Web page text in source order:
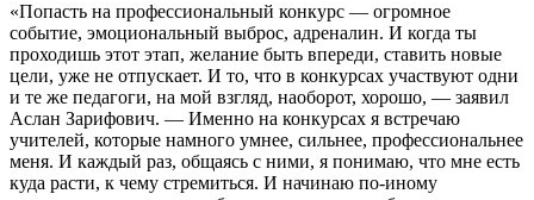
«Попасть на профессиональный конкурс — огромное
событие, эмоциональный выброс, адреналин. И когда ты
проходишь этот этап, желание быть впереди, ставить новые
цели, уже не отпускает. И то, что в конкурсах участвуют одни
и те же педагоги, на мой взгляд, наоборот, хорошо, — заявил
Аслан Зарифович. — Именно на конкурсах я встречаю
учителей, которые намного умнее, сильнее, профессиональнее
меня. И каждый раз, общаясь с ними, я понимаю, что мне есть
куда расти, к чему стремиться. И начинаю по-иному